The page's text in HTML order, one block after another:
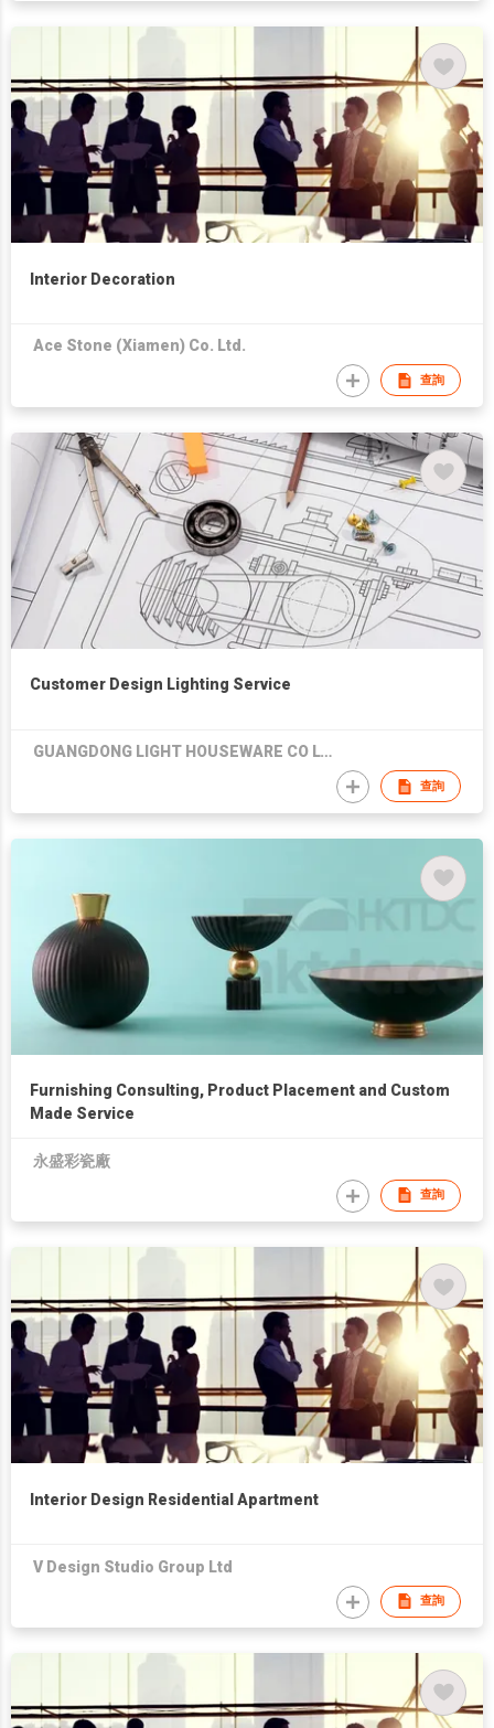
Interior Decoration
Ace Stone (Xiamen) Co. Ltd.
查詢
Customer Design Lighting Service
GUANGDONG LIGHT HOUSEWARE CO LTD
查詢
Furnishing Consulting, Product Placement and Custom
Made Service
永盛彩瓷廠
查詢
Interior Design Residential Apartment
V Design Studio Group Ltd
查詢